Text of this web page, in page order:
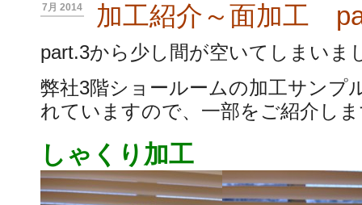
7月 2014 加工紹介～面加工
part.3から少し間が空いてしまいま
弊社3階ショールームの加工サンプ
れていますので、一部をご紹介し
しゃくり加工